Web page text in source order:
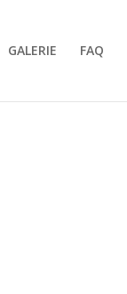
GALERIE FAQ